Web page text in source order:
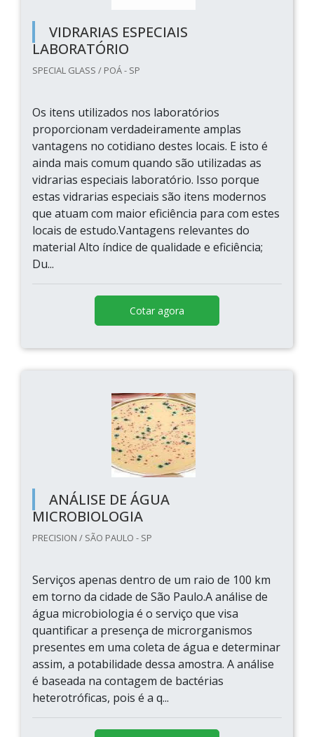
VIDRARIAS ESPECIAIS
LABORATÓRIO
SPECIAL GLASS / POÁ - SP
Os itens utilizados nos laboratórios
proporcionam verdadeiramente amplas
vantagens no cotidiano destes locais. E isto é
ainda mais comum quando são utilizadas as
vidrarias especiais laboratório. Isso porque
estas vidrarias especiais são itens modernos
que atuam com maior eficiência para com estes
locais de estudo.Vantagens relevantes do
material Alto índice de qualidade e eficiência;
Du...
Cotar agora
ANÁLISE DE ÁGUA
MICROBIOLOGIA
PRECISION / SÃO PAULO - SP
Serviços apenas dentro de um raio de 100 km
em torno da cidade de São Paulo.A análise de
água microbiologia é o serviço que visa
quantificar a presença de microrganismos
presentes em uma coleta de água e determinar
assim, a potabilidade dessa amostra. A análise
é baseada na contagem de bactérias
heterotróficas, pois é a q...